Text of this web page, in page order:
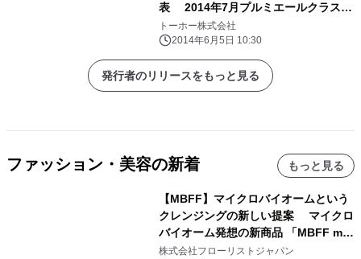
表 2014年7月プルミエールクラス
(パリ)に出展し世界へ展開
トーホー株式会社
2014年6月5日 10:30
発行者のリリースをもっと見る
ファッション・美容の新着 もっと見る
【MBFF】マイクロバイオームという
クレンジングの新しい提案 マイクロ
バイオーム発想の新商品 「MBFF mb
クレンジングPRO」を2026年8月6日
株式会社フローリストジャパン